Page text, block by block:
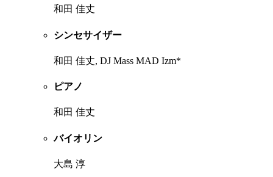
和田 佳丈
シンセサイザー
和田 佳丈, DJ Mass MAD Izm*
ピアノ
和田 佳丈
バイオリン
大島 淳